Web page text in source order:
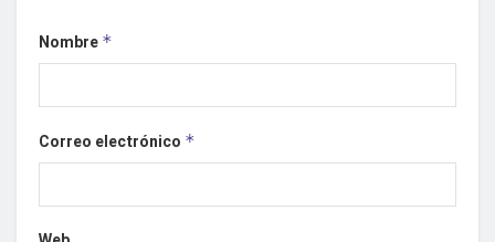
Nombre *
Correo electrónico *